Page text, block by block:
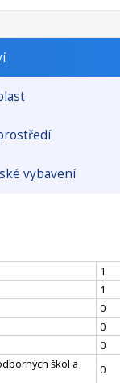
vybavení
1
1
0
0
0
škol a
0